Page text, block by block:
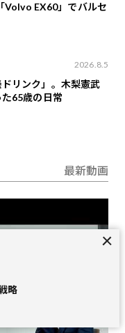
Volvo EX60」でバルセ
2026.8.5
リンク」。木梨憲武
65歳の日常
最新動画
略